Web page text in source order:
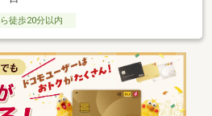
徒歩20分以内